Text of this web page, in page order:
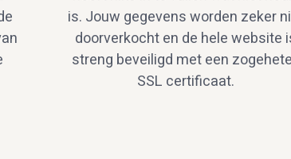
is. Jouw gegevens worden zeker
doorverkocht en de hele website
streng beveiligd met een
SSL certificaat.